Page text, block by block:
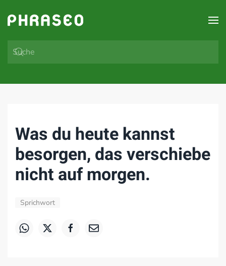
Zum Hauptinhalt springen
Was du heute kannst
besorgen, das verschiebe
nicht auf morgen.
Sprichwort